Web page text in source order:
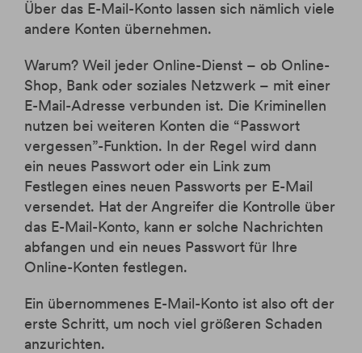
Über das E-Mail-Konto lassen sich nämlich viele
andere Konten übernehmen.
Warum? Weil jeder Online-Dienst – ob Online-
Shop, Bank oder soziales Netzwerk – mit einer
E-Mail-Adresse verbunden ist. Die Kriminellen
nutzen bei weiteren Konten die “Passwort
vergessen”-Funktion. In der Regel wird dann
ein neues Passwort oder ein Link zum
Festlegen eines neuen Passworts per E-Mail
versendet. Hat der Angreifer die Kontrolle über
das E-Mail-Konto, kann er solche Nachrichten
abfangen und ein neues Passwort für Ihre
Online-Konten festlegen.
Ein übernommenes E-Mail-Konto ist also oft der
erste Schritt, um noch viel größeren Schaden
anzurichten.